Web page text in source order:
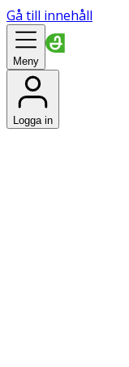
Gå till innehåll
Meny
Logga in